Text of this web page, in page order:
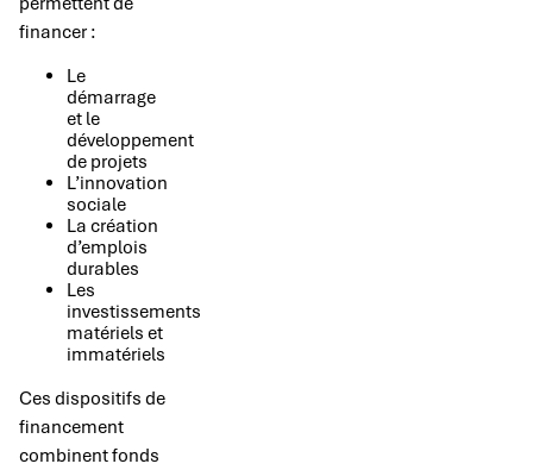
financer :
Le
démarrage
et le
développement
de projets
L’innovation
sociale
La création
d’emplois
durables
Les
investissements
matériels et
immatériels
Ces dispositifs de
financement
combinent fonds